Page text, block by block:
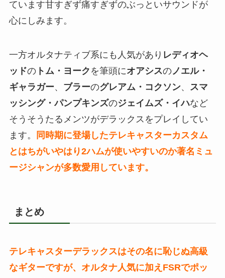
ています甘すぎず痛すぎずのぶっといサウンドが
心にしみます。
一方オルタナティブ系にも人気があり レディオヘ
ッドのトム・ヨーク を筆頭にオアシスのノエル・
ギャラガー、 ブラーのグレアム・コクソン、
スマ
ッシング・パンプキンズのジェイムズ・イハなど
そうそうたるメンツがデラックスをプレイしてい
ます。
同時期に登場したテレキャスターカスタム
とはちがいやはり2ハムが使いやすいのか著名ミュ
ージシャンが多数愛用しています。
まとめ
テレキャスターデラックスはその名に恥じぬ高級
なギターですが、オルタナ人気に加えFSRでポッ